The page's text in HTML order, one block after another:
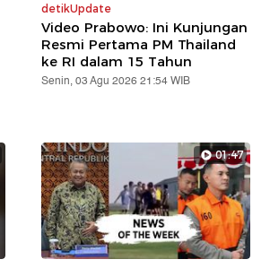
detikUpdate
Video Prabowo: Ini Kunjungan
Resmi Pertama PM Thailand
ke RI dalam 15 Tahun
Senin, 03 Agu 2026 21:54 WIB
01:47